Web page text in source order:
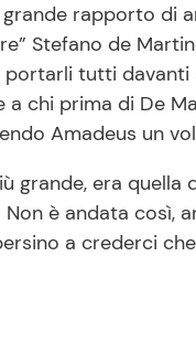
rapporto di
Stefano de
tutti davanti
a chi prima di De
Amadeus un
grande, era
è andata così,
a crederci